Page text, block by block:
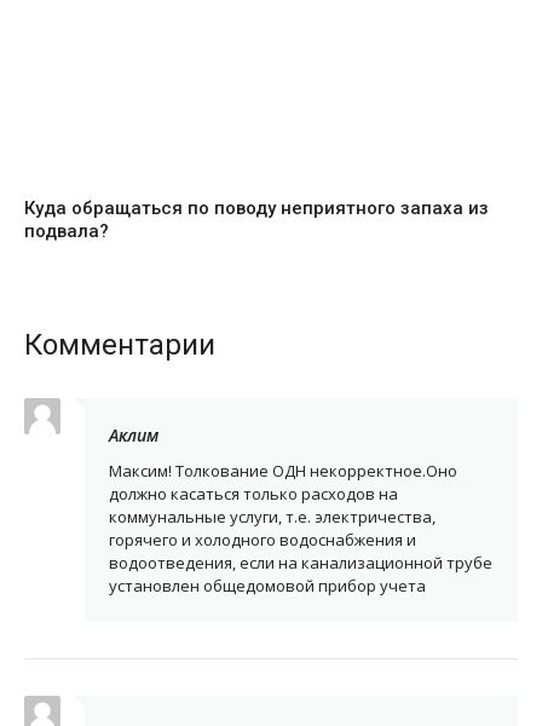
Куда обращаться по поводу неприятного запаха из
подвала?
Комментарии
Аклим
Максим! Толкование ОДН некорректное.Оно
должно касаться только расходов на
коммунальные услуги, т.е. электричества,
горячего и холодного водоснабжения и
водоотведения, если на канализационной трубе
установлен общедомовой прибор учета